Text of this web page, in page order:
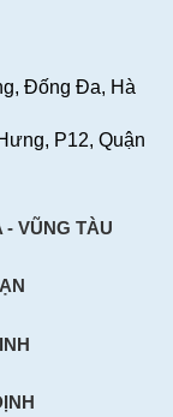
Đống Đa, Hà
P12, Quận
- VŨNG TÀU